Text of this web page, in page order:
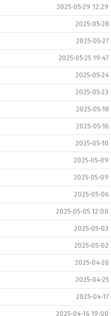
2025-05-29 12:29
2025-05-28
2025-05-27
2025-05-25 19:47
2025-05-24
2025-05-23
2025-05-18
2025-05-16
2025-05-10
2025-05-09
2025-05-09
2025-05-06
2025-05-05 12:00
2025-05-03
2025-05-02
2025-04-26
2025-04-25
2025-04-17
2025-04-16 19:00